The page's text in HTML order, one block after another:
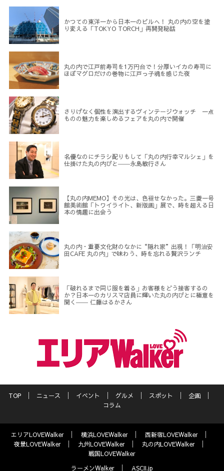
かつての東洋一から日本一のビルへ！ 丸の内の空を塗
り変える「TOKYO TORCH」再開発秘話
丸の内で江戸前寿司を1万円台で！分厚いイカの寿司に
ほぼマグロだけの巻物に江戸っ子魂を感じた夜
さりげなく個性を演出するヴィンテージウォッチ 一点
ものの魅力を楽しめるフェアを丸の内で開催
名優なのにチラシ配りもして「丸の内行幸マルシェ」を
仕掛けた丸の内びと――永島敏行さん
【丸の内MEMO】その光は、色褪せなかった。三菱一号
館美術館「トワイライト、新版画」展で、時を超える日
本の情趣に出会う
丸の内・重要文化財のなかに“隠れ家”出現！「明治安
田CAFE 丸の内」で味わう、時を忘れる贅沢ランチ
「破れるまで同じ服を着る」お客様をどう接客するの
か？日本一のカリスマ店員に輝いた丸の内びとに極意を
聞く―― 仁藤はるかさん
TOP ニュース イベント グルメ スポット
企画
コラム
エリアLOVEWalker 横浜LOVEWalker
西新宿LOVEWalker
夜景LOVEWalker
九州LOVEWalker
丸の内LOVEWalker
戦国LOVEWalker
ラーメンWalker
ASCII.jp